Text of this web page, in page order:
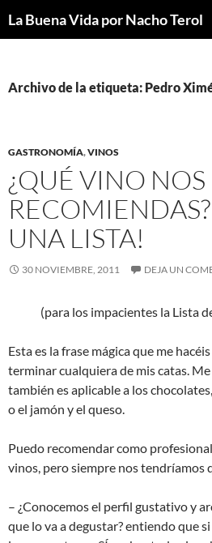
La Buena Vida por Nacho Terol
Archivo de la etiqueta: Pedro
GASTRONOMÍA,VINOS
¿QUÉ VINO NOS
UNA LISTA!
30 NOVIEMBRE, 2011 DEJA UN
(para los impacientes la Lista
Esta es la frase mágica que me
terminar cualquiera de mis catas.
también es aplicable a los
o el jamón y el queso.
Puedo recomendar como
vinos, pero siempre nos tendríamos
– ¿Conocemos el perfil gustativo y
que lo va a degustar? entiendo que